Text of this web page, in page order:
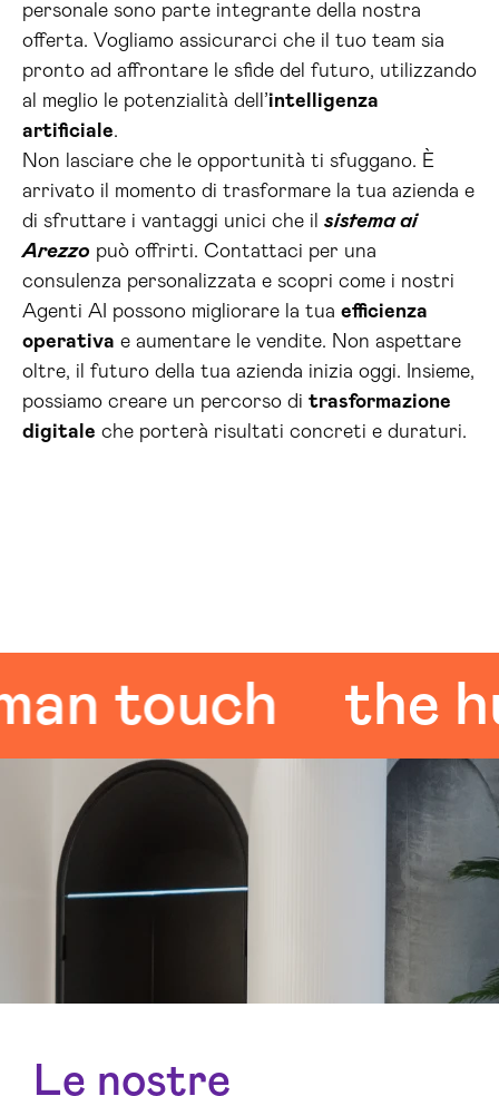
personale sono parte integrante della nostra
offerta. Vogliamo assicurarci che il tuo team sia
pronto ad affrontare le sfide del futuro, utilizzando
al meglio le potenzialità dell’intelligenza
artificiale.
Non lasciare che le opportunità ti sfuggano. È
arrivato il momento di trasformare la tua azienda e
di sfruttare i vantaggi unici che il sistema ai
Arezzo può offrirti. Contattaci per una
consulenza personalizzata e scopri come i nostri
Agenti AI possono migliorare la tua efficienza
operativa e aumentare le vendite. Non aspettare
oltre, il futuro della tua azienda inizia oggi. Insieme,
possiamo creare un percorso di trasformazione
digitale che porterà risultati concreti e duraturi.
the
Le nostre